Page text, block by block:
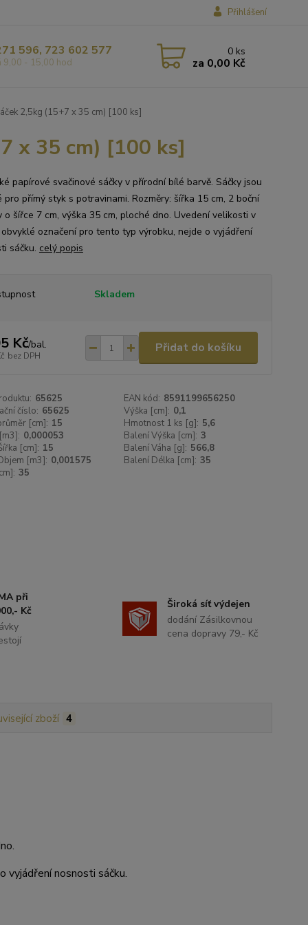
Přihlášení
596, 723 602 577
9,00 - 15,00 hod
0 ks
za 0,00 Kč
2,5kg (15+7 x 35 cm) [100 ks]
x 35 cm) [100 ks]
papírové svačinové sáčky v přírodní bílé barvě. Sáčky jsou
pro přímý styk s potravinami. Rozměry: šířka 15 cm, 2 boční
o šířce 7 cm, výška 35 cm, ploché dno. Uvedení velikosti v
označení pro tento typ výrobku, nejde o vyjádření
sáčku. celý popis
Skladem
Kč/bal.
bez DPH
Přidat do košíku
65625 EAN kód: 8591199656250
číslo: 65625 Výška [cm]: 0,1
[cm]: 15 Hmotnost 1 ks [g]: 5,6
0,000053 Balení Výška [cm]: 3
[cm]: 15 Balení Váha [g]: 566,8
[m3]: 0,001575 Balení Délka [cm]: 35
35
při
Kč
Široká síť výdejen
dodání Zásilkovnou
cena dopravy 79,- Kč
zboží 4
vyjádření nosnosti sáčku.